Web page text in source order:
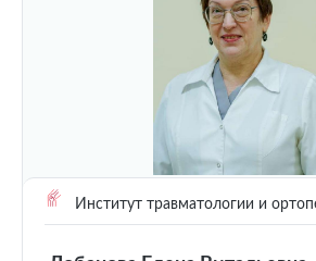
Институт травматологии и